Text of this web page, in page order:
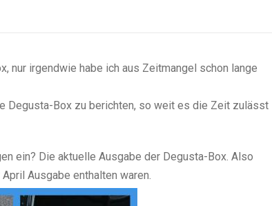
nur irgendwie habe ich aus Zeitmangel schon lange
Degusta-Box zu berichten, so weit es die Zeit zulässt
ein? Die aktuelle Ausgabe der Degusta-Box. Also
Ausgabe enthalten waren.